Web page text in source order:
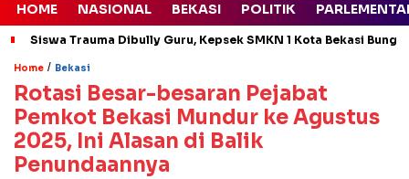
HOME NASIONAL BEKASI POLITIK
Siswa Trauma Dibully Guru, Kepsek SMKN 1 Kota Bekasi
Home / Bekasi
Rotasi Besar-besaran Pejabat
Pemkot Bekasi Mundur ke Agustus
2025, Ini Alasan di Balik
Penundaannya